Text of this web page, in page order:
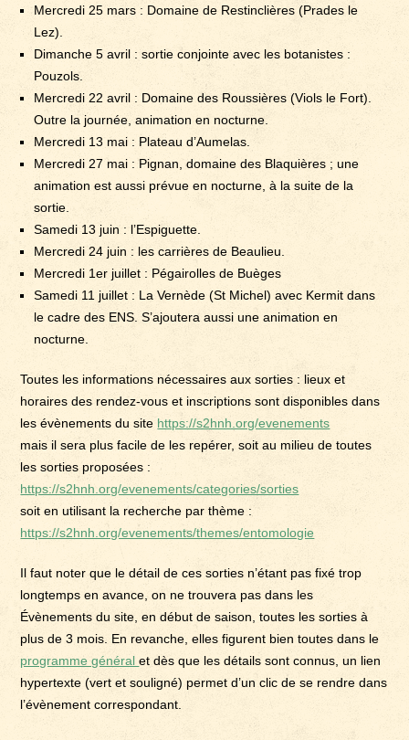
Mercredi 25 mars : Domaine de Restinclières (Prades le
Lez).
Dimanche 5 avril : sortie conjointe avec les botanistes :
Pouzols.
Mercredi 22 avril : Domaine des Roussières (Viols le Fort).
Outre la journée, animation en nocturne.
Mercredi 13 mai : Plateau d’Aumelas.
Mercredi 27 mai : Pignan, domaine des Blaquières ; une
animation est aussi prévue en nocturne, à la suite de la
sortie.
Samedi 13 juin : l’Espiguette.
Mercredi 24 juin : les carrières de Beaulieu.
Mercredi 1er juillet : Pégairolles de Buèges
Samedi 11 juillet : La Vernède (St Michel) avec Kermit dans
le cadre des ENS. S’ajoutera aussi une animation en
nocturne.
Toutes les informations nécessaires aux sorties : lieux et
horaires des rendez-vous et inscriptions sont disponibles dans
les évènements du site https://s2hnh.org/evenements
mais il sera plus facile de les repérer, soit au milieu de toutes
les sorties proposées :
https://s2hnh.org/evenements/categories/sorties
soit en utilisant la recherche par thème :
https://s2hnh.org/evenements/themes/entomologie
Il faut noter que le détail de ces sorties n’étant pas fixé trop
longtemps en avance, on ne trouvera pas dans les
Évènements du site, en début de saison, toutes les sorties à
plus de 3 mois. En revanche, elles figurent bien toutes dans le
programme généralet dès que les détails sont connus, un lien
hypertexte (vert et souligné) permet d’un clic de se rendre dans
l’évènement correspondant.